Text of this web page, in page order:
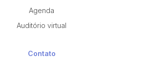
Agenda
Auditório virtual
Contato